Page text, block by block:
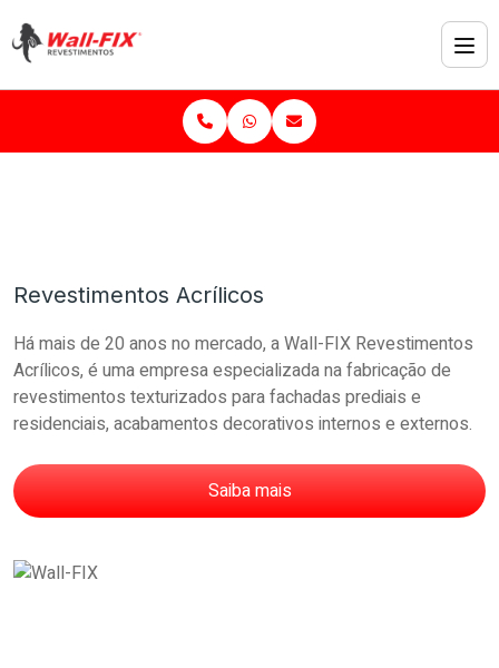
Revestimentos Acrílicos
Há mais de 20 anos no mercado, a Wall-FIX Revestimentos
Acrílicos, é uma empresa especializada na fabricação de
revestimentos texturizados para fachadas prediais e
residenciais, acabamentos decorativos internos e externos.
Saiba mais